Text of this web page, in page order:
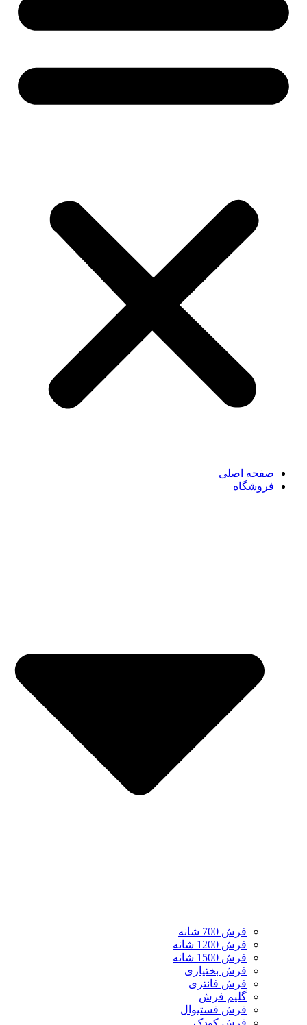
صفحه اصلی
فروشگاه
فرش 700 شانه
فرش 1200 شانه
فرش 1500 شانه
فرش بختیاری
فرش فانتزی
گلیم فرش
فرش فستیوال